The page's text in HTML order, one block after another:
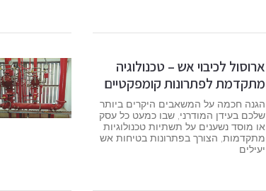
ארוסול לכיבוי אש – טכנולוגיה
מתקדמת לפתרונות קומפקטיים
הגנה חכמה על המשאבים היקרים ביותר
שלכם בעידן המודרני, שבו כמעט כל עסק
או מוסד נשענים על תשתיות טכנולוגיות
מתקדמות, הצורך בפתרונות בטיחות אש
יעילים